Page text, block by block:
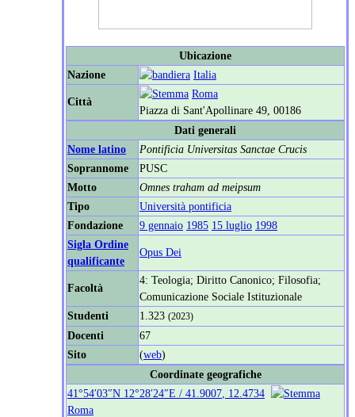
Ubicazione
Nazione
Italia
Città
Roma
Piazza di Sant'Apollinare 49, 00186
Dati generali
Nome latino
Pontificia Universitas Sanctae Crucis
Soprannome
PUSC
Motto
Omnes traham ad meipsum
Tipo
Università pontificia
Fondazione
9 gennaio 1985 15 luglio 1998
Sigla Ordine
qualificante
Opus Dei
Facoltà
4: Teologia; Diritto Canonico; Filosofia;
Comunicazione Sociale Istituzionale
Studenti
1.323 (2023)
Docenti
67
Sito
(web)
Coordinate geografiche
41°54′03″N 12°28′24″E / 41.9007 12.4734
Roma